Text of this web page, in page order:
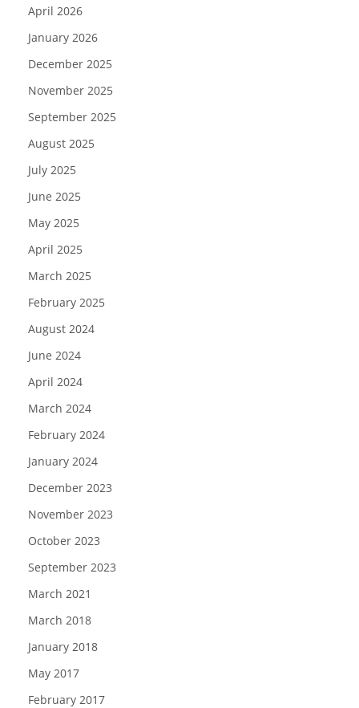
April 2026
January 2026
December 2025
November 2025
September 2025
August 2025
July 2025
June 2025
May 2025
April 2025
March 2025
February 2025
August 2024
June 2024
April 2024
March 2024
February 2024
January 2024
December 2023
November 2023
October 2023
September 2023
March 2021
March 2018
January 2018
May 2017
February 2017